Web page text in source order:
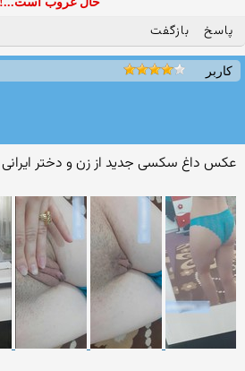
پاسخ بازگفت
کاربر
عکس داغ سکسی جدید از زن و دختر